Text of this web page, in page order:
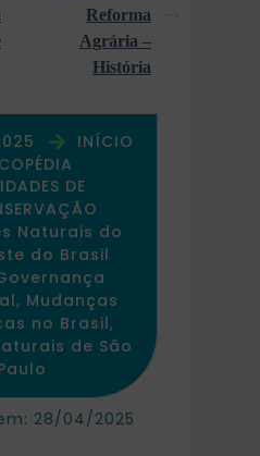
28/04/2025
Reforma
Agrária –
História
INÍCIO
DE
Naturais do
do Brasil
, Mudanças
no Brasil,
de São